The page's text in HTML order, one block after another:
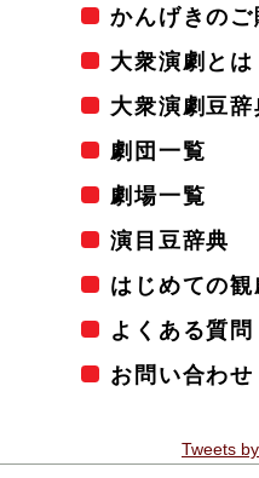
かんげきのご
大衆演劇とは
大衆演劇豆辞
劇団一覧
劇場一覧
演目豆辞典
はじめての観
よくある質問
お問い合わせ
Tweets